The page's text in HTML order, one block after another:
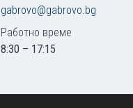
gabrovo@gabrovo.bg
Работно време
8:30 – 17:15